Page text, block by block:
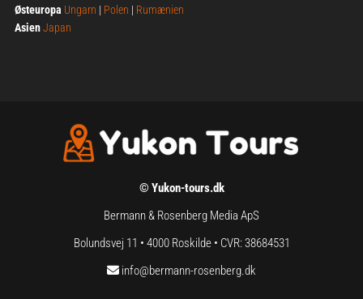
Østeuropa Ungarn | Polen | Rumænien
AsienJapan
© Yukon-tours.dk
Bermann & Rosenberg Media ApS
Bolundsvej 11 • 4000 Roskilde • CVR: 38684531
info@bermann-rosenberg.dk